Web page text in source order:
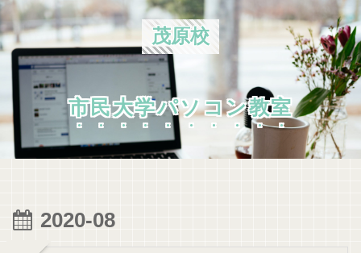
茂原校
市民大学パソコン教室
2020-08